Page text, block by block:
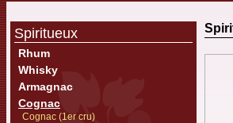
Spiritueux
Rhum
Whisky
Armagnac
Cognac
Cognac (1er cru)